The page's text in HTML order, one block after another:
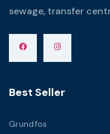
sewage, transfer
Best Seller
Grundfos